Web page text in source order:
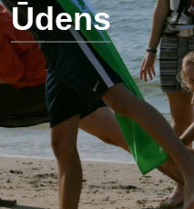
Ūdens